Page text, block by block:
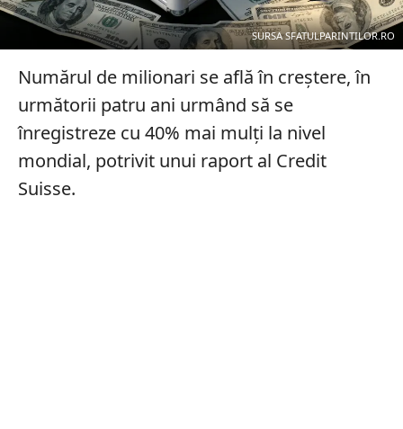
SURSA SFATULPARINTILOR.RO
Numărul de milionari se află în creștere, în
următorii patru ani urmând să se
înregistreze cu 40% mai mulți la nivel
mondial, potrivit unui raport al Credit
Suisse.